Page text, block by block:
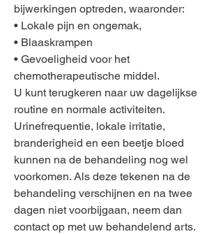
bijwerkingen optreden, waaronder:
• Lokale pijn en ongemak,
• Blaaskrampen
• Gevoeligheid voor het
chemotherapeutische middel.
U kunt terugkeren naar uw dagelijkse
routine en normale activiteiten.
Urinefrequentie, lokale irritatie,
branderigheid en een beetje bloed
kunnen na de behandeling nog wel
voorkomen. Als deze tekenen na de
behandeling verschijnen en na twee
dagen niet voorbijgaan, neem dan
contact op met uw behandelend arts.